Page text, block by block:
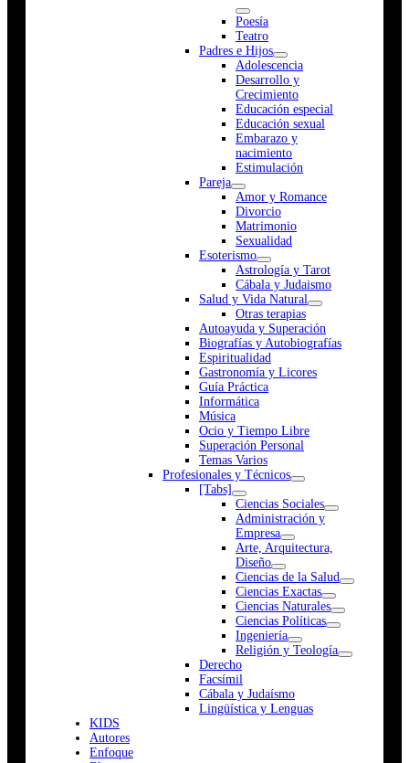
Poesía
Teatro
Padres e Hijos
Adolescencia
Desarrollo y
Crecimiento
Educación especial
Educación sexual
Embarazo y
nacimiento
Estimulación
Pareja
Amor y Romance
Divorcio
Matrimonio
Sexualidad
Esoterismo
Astrología y Tarot
Cábala y Judaismo
Salud y Vida Natural
Otras terapias
Autoayuda y Superación
Biografías y Autobiografías
Espiritualidad
Gastronomía y Licores
Guía Práctica
Informática
Música
Ocio y Tiempo Libre
Superación Personal
Temas Varios
Profesionales y Técnicos
[Tabs]
Ciencias Sociales
Administración y
Empresa
Arte, Arquitectura,
Diseño
Ciencias de la Salud
Ciencias Exactas
Ciencias Naturales
Ciencias Políticas
Ingeniería
Religión y Teología
Derecho
Facsímil
Cábala y Judaísmo
Lingüística y Lenguas
KIDS
Autores
Enfoque